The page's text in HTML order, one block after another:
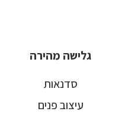
גלישה מהירה
סדנאות
עיצוב פנים